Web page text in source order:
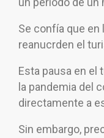
Se confía que en
reanucrden el
Esta pausa en el
la pandemia del
directamente a
Sin embargo,